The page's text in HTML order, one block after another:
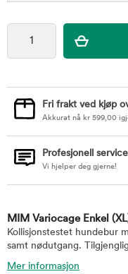
Fri frakt ved kjøp
Akkurat nå kr 599,00
Profesjonell service
Vi hjelper deg gjerne!
MIM Variocage Enkel
Kollisjonstestet hundebur
samt nødutgang.
Mer informasjon